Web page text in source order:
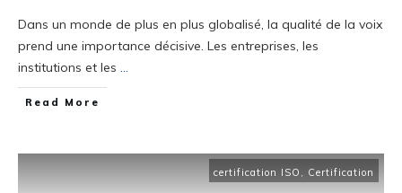
Dans un monde de plus en plus globalisé, la qualité de la voix
prend une importance décisive. Les entreprises, les
institutions et les ...
Read More
certification ISO , Certification